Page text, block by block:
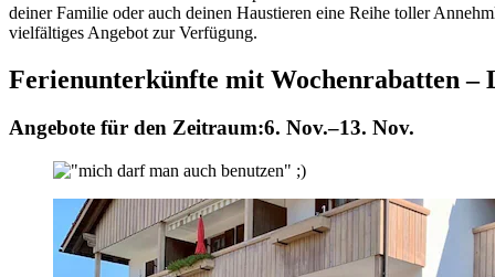
deiner Familie oder auch deinen Haustieren eine Reihe toller
vielfältiges Angebot zur Verfügung.
Ferienunterkünfte mit Wochenrabatten –
Angebote für den Zeitraum:6. Nov.–13. Nov.